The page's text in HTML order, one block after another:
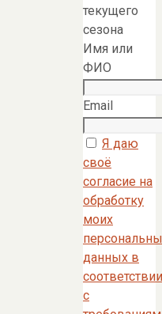
текущего
сезона
Имя или
ФИО
Email
Я даю
своё
согласие на
обработку
моих
данных в
соответствии
с